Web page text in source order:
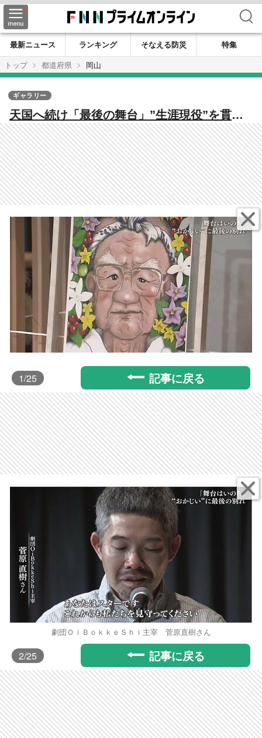
検索
最新ニュース ランキング そなえる防災
特集
トップ
都道府県 岡山
天国へ続け「最後の舞台」”生涯現役”を貫い
た劇団の９９歳看板俳優”おかじい”岡田忠雄
さんと劇団主宰の男性の１２年間【岡山発】
ギャラリー
1/25 記事に戻る
劇団ＯｉＢｏｋｋｅＳｈｉ主宰 菅原直樹さん
2/25 記事に戻る